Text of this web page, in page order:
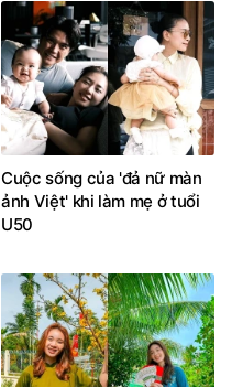
Cuộc sống của 'đả nữ màn
ảnh Việt' khi làm mẹ ở tuổi
U50